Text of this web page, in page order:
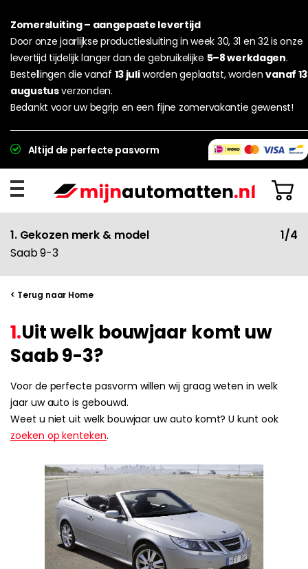
Zomersluiting – aangepaste levertijd
Door onze jaarlijkse productiesluiting in week 30, 31 en 32 is onze
levertijd tijdelijk langer dan de gebruikelijke 5–8 werkdagen.
Bestellingen die vanaf 13 juliworden geplaatst, wordenvanaf 13
augustusverzonden.
Bedankt voor uw begrip en een fijne zomervakantie gewenst!
Altijd de perfecte pasvorm
1. Gekozen merk & model
Saab 9-3
1/4
< Terug naar Home
1.Uit welk bouwjaar komt uw
Saab 9-3?
Voor de perfecte pasvorm willen wij graag weten in welk
jaar uw auto is gebouwd.
Weet u niet uit welk bouwjaar uw auto komt? U kunt ook
zoeken op kenteken.